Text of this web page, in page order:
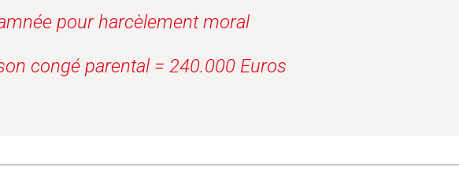
pour harcèlement moral
congé parental = 240.000 Euros